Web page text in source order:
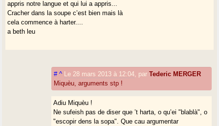
appris notre langue et qui lui a appris...
Cracher dans la soupe c’est bien mais là
cela commence à harter....
a beth leu
# ^ Le 28 mars 2013 à 12:04 parTederic MERGER
Miquèu, arguments stp !
Adiu Miquèu !
Ne sufeish pas de diser que ’t harta, o qu’ei "blablà", o
"escopir dens la sopa". Que cau argumentar